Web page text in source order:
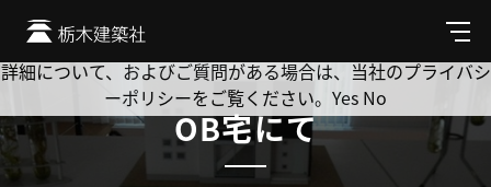
メ
ニ
ュ
OB宅にて
Cookie を使用して、お客様の活動を追跡してもよろしいです
か? 当社ではお客様のプライバシーを極めて重視しています。
詳細について、およびご質問がある場合は、当社のプライバシ
ーポリシーをご覧ください。 Yes No